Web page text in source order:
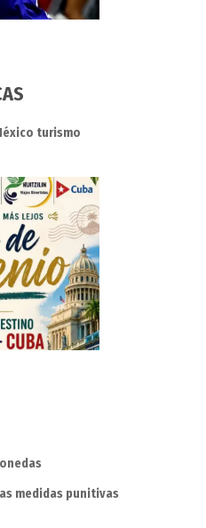
turismo
medidas punitivas